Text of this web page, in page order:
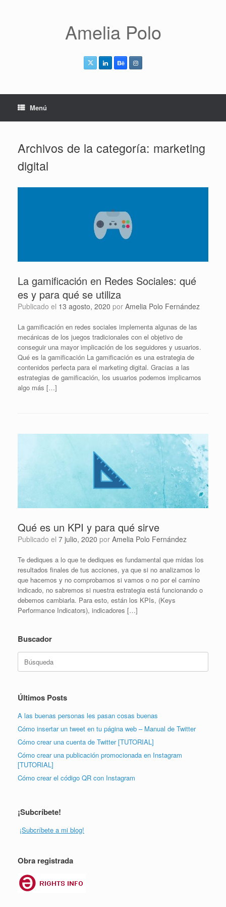
Amelia Polo
Menú
Archivos de la categoría: marketing
digital
La gamificación en Redes Sociales: qué
es y para qué se utiliza
Publicado el 13 agosto, 2020 por Amelia Polo Fernández
La gamificación en redes sociales implementa algunas de las
mecánicas de los juegos tradicionales con el objetivo de
conseguir una mayor implicación de los seguidores y usuarios.
Qué es la gamificación La gamificación es una estrategia de
contenidos perfecta para el marketing digital. Gracias a las
estrategias de gamificación, los usuarios podemos implicarnos
algo más […]
Qué es un KPI y para qué sirve
Publicado el 7 julio, 2020 por Amelia Polo Fernández
Te dediques a lo que te dediques es fundamental que midas los
resultados finales de tus acciones, ya que si no analizamos lo
que hacemos y no comprobamos si vamos o no por el camino
indicado, no sabremos si nuestra estrategia está funcionando o
debemos cambiarla. Para esto, están los KPIs, (Keys
Performance Indicators), indicadores […]
Buscador
Buscar:
Últimos Posts
A las buenas personas les pasan cosas buenas
Cómo insertar un tweet en tu página web – Manual de Twitter
Cómo crear una cuenta de Twitter [TUTORIAL]
Cómo crear una publicación promocionada en Instagram
[TUTORIAL]
Cómo crear el código QR con Instagram
¡Subcríbete!
¡Subcríbete a mi blog!
Obra registrada